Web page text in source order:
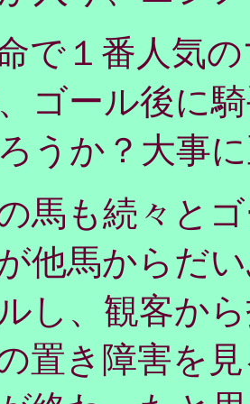
で１番人気
ゴール後に
うか？大事
馬も続々と
他馬からだ
し、観客か
置き障害を